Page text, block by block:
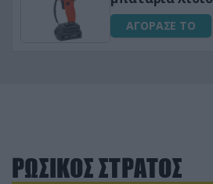
ΑΓΟΡΑΣΕ ΤΟ
ΡΩΣΙΚΟΣ ΣΤΡΑΤΟΣ